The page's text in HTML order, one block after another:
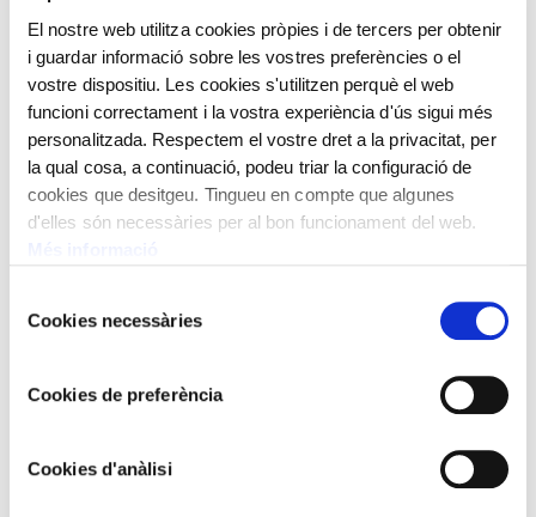
El nostre web utilitza cookies pròpies i de tercers per obtenir
i guardar informació sobre les vostres preferències o el
vostre dispositiu. Les cookies s'utilitzen perquè el web
funcioni correctament i la vostra experiència d'ús sigui més
personalitzada. Respectem el vostre dret a la privacitat, per
la qual cosa, a continuació, podeu triar la configuració de
cookies que desitgeu. Tingueu en compte que algunes
d'elles són necessàries per al bon funcionament del web.
deCookies necessàries
Cookies de preferència
Cookies d'anàlisi